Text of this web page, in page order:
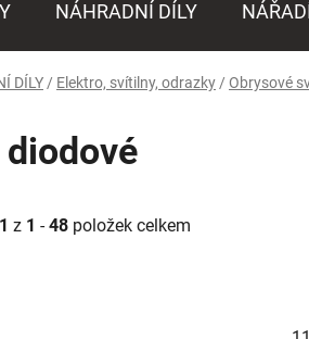
NÁHRADNÍ DÍLY
DÍLY / Elektro, svítilny, odrazky / Obrysové
diodové
1 z 1 -48 položek celkem